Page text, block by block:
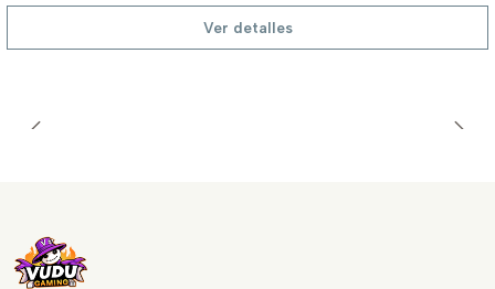
Ver detalles